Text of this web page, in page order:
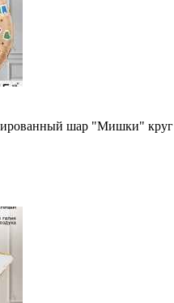
шар "Мишки" круг